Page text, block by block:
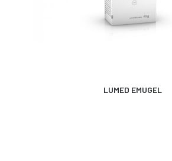
MÁS INFORMACIÓN
LUMED EMUGEL